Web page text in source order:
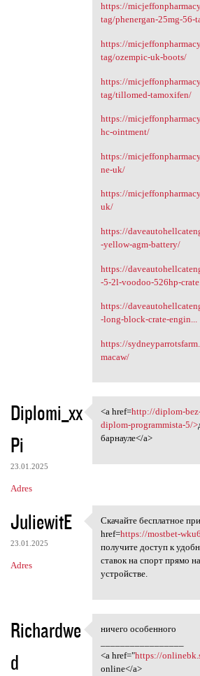
https://
tag/phenergan-25mg-56-
https://
tag/ozempic-uk-boots/
https://
tag/tillomed-tamoxifen/
https://
hc-ointment/
https://
ne-uk/
https://
uk/
https://
-yellow-agm-battery/
https://
-5-2l-voodoo-526hp-crate...
https://
-long-block-crate-engin...
https://
macaw/
Diplomi_xx
Pi
23.01.2025
Adres
<a href=http://
<a href=http://diplom-
diplom-programmista-5/>
барнауле</a>
JuliewitE
23.01.2025
Adres
Скачайте
Скачайте бесплатное
href=https://mostbet-
получите доступ к
ставок на спорт прямо
устройстве.
Richardwe
d
ничего особенного
ничего особенного
<a href="https://
online</a>